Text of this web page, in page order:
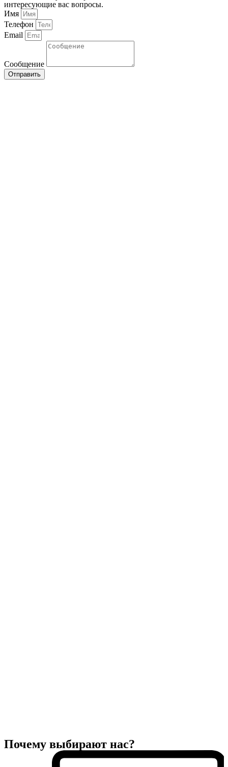
интересующие вас вопросы.
Имя
Телефон
Email
Сообщение
Отправить
Почему выбирают нас?